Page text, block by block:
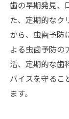
歯の早期発見、
た、定期的なク
から、虫歯予防
よる虫歯予防の
活、定期的な歯
バイスを守るこ
ます。